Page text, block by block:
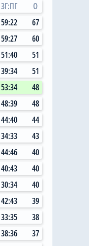
ЗГ:ПГ
О
59:22
67
59:27
60
51:40
51
39:34
51
53:34
48
48:39
48
44:40
44
34:33
43
44:46
40
40:43
40
30:34
40
42:43
39
33:35
38
38:36
37